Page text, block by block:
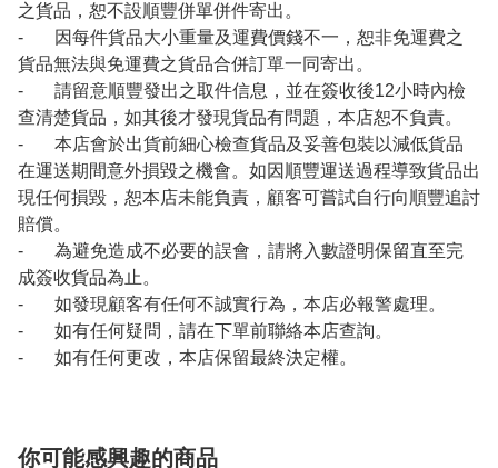
之貨品，恕不設順豐併單併件寄出。
- 因每件貨品大小重量及運費價錢不一，恕非免運費之
貨品無法與免運費之貨品合併訂單一同寄出。
- 請留意順豐發出之取件信息，並在簽收後12小時內檢
查清楚貨品，如其後才發現貨品有問題，本店恕不負責。
- 本店會於出貨前細心檢查貨品及妥善包裝以減低貨品
在運送期間意外損毀之機會。如因順豐運送過程導致貨品出
現任何損毀，恕本店未能負責，顧客可嘗試自行向順豐追討
賠償。
- 為避免造成不必要的誤會，請將入數證明保留直至完
成簽收貨品為止。
- 如發現顧客有任何不誠實行為，本店必報警處理。
- 如有任何疑問，請在下單前聯絡本店查詢。
- 如有任何更改，本店保留最終決定權。
你可能感興趣的商品